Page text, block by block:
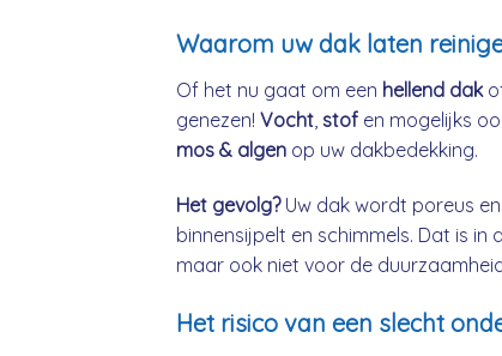
Waarom uw dak laten
Of het nu gaat om een hellend dak
genezen! Vocht stof en mogelijks
mos & algen op uw dakbedekking.
Het gevolg?Uw dak wordt poreus
binnensijpelt en schimmels. Dat is
maar ook niet voor de
Het risico van een slecht